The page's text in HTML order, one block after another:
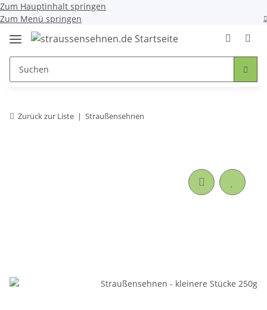
Zum Hauptinhalt springen
Zum Menü springen
Zurück zur Liste Straußensehnen